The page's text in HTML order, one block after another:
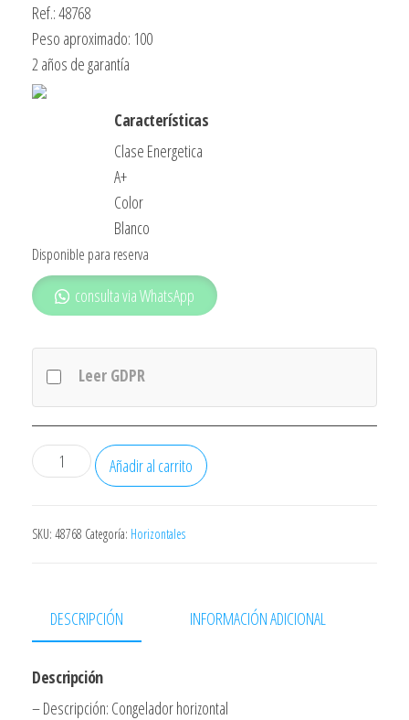
Ref.: 48768
Peso aproximado: 100
2 años de garantía
Características
Clase Energetica
A+
Color
Blanco
Disponible para reserva
consulta via WhatsApp
Leer GDPR
Congelador
Rommer
Clase
Horizontal
50x54x86
cantidad
Añadir al carrito
SKU: 48768 Categoría: Horizontales
DESCRIPCIÓN INFORMACIÓN ADICIONAL
Descripción
– Descripción: Congelador horizontal